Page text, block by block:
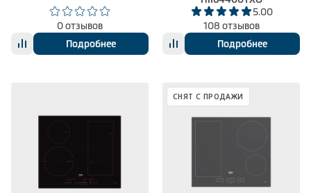
0 отзывов
Подробнее
5.00
108 отзывов
Подробнее
СНЯТ С ПРОДАЖИ